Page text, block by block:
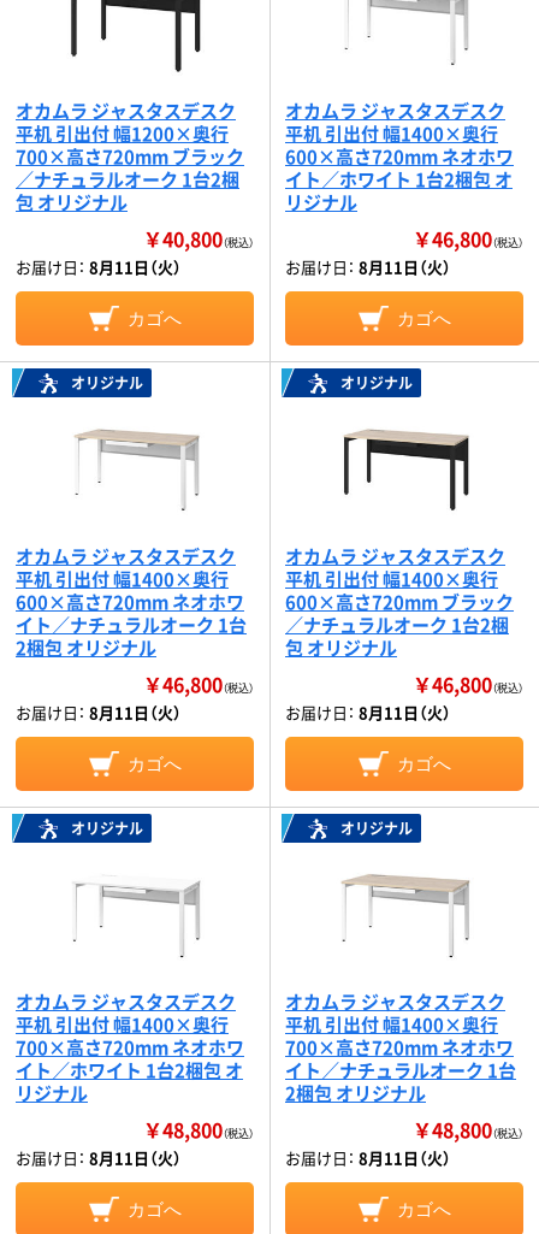
オカムラ ジャスタスデスク
平机 引出付 幅1200×奥行
700×高さ720mm ブラック
／ナチュラルオーク 1台2梱
包 オリジナル
￥40,800（税込）
お届け日： 8月11日（火）
カゴへ
オカムラ ジャスタスデスク
平机 引出付 幅1400×奥行
600×高さ720mm ネオホワ
イト／ホワイト 1台2梱包 オ
リジナル
￥46,800（税込）
お届け日： 8月11日（火）
カゴへ
オリジナル
オカムラ ジャスタスデスク
平机 引出付 幅1400×奥行
600×高さ720mm ネオホワ
イト／ナチュラルオーク 1台
2梱包 オリジナル
￥46,800（税込）
お届け日： 8月11日（火）
カゴへ
オリジナル
オカムラ ジャスタスデスク
平机 引出付 幅1400×奥行
600×高さ720mm ブラック
／ナチュラルオーク 1台2梱
包 オリジナル
￥46,800（税込）
お届け日： 8月11日（火）
カゴへ
オリジナル
オカムラ ジャスタスデスク
平机 引出付 幅1400×奥行
700×高さ720mm ネオホワ
イト／ホワイト 1台2梱包 オ
リジナル
￥48,800（税込）
お届け日： 8月11日（火）
カゴへ
オリジナル
オカムラ ジャスタスデスク
平机 引出付 幅1400×奥行
700×高さ720mm ネオホワ
イト／ナチュラルオーク 1台
2梱包 オリジナル
￥48,800（税込）
お届け日： 8月11日（火）
カゴへ